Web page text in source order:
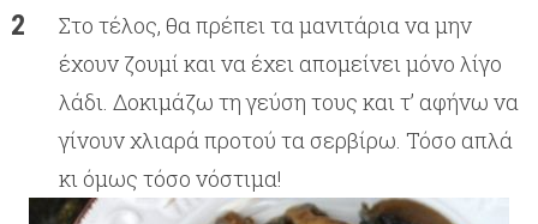
Στο τέλος, θα πρέπει τα μανιτάρια να μην
έχουν ζουμί και να έχει απομείνει μόνο λίγο
λάδι. Δοκιμάζω τη γεύση τους και τ’ αφήνω να
γίνουν χλιαρά προτού τα σερβίρω. Τόσο απλά
κι όμως τόσο νόστιμα!